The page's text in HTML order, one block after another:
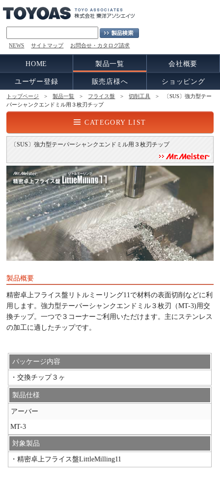
NEWS サイトマップ お問合せ・カタログ請求
HOME 製品一覧 会社概要
ユーザー登録 販売店様へ ショッピング
トップページ >製品一覧 > フライス盤 >切削工具 > 〔SUS〕強力型テー
パーシャンクエンドミル用３枚刃チップ
CATEGORY LIST
〔SUS〕強力型テーパーシャンクエンドミル用３枚刃チップ
製品概要
精密卓上フライス盤リトルミーリング11で材料の表面切削などに利
用します。強力型テーパーシャンクエンドミル３枚刃（MT-3)用交
換チップ。一つで３コーナーご利用いただけます。主にステンレス
の加工に適したチップです。
パッケージ内容
・交換チップ３ヶ
製品仕様
アーバー
MT-3
対象製品
・精密卓上フライス盤LittleMilling11